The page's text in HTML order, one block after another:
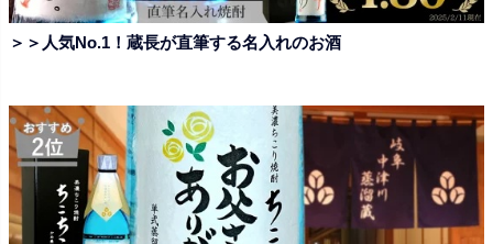
＞＞人気No.1！蔵長が直筆する名入れのお酒